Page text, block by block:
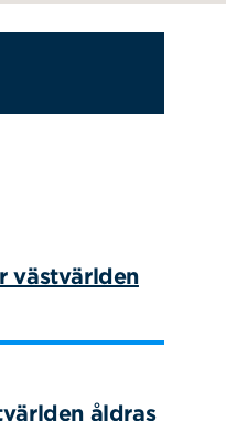
västvärlden
åldras